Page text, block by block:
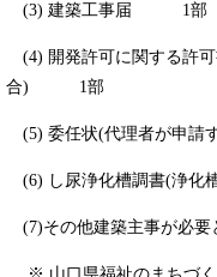
(3) 建築工事届 1部
(4) 開発許可に関する許
合) 1部
(5) 委任状(代理者が申
(6) し尿浄化槽調書(浄
(7)その他建築主事が必要